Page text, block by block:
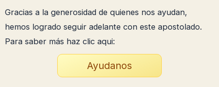
Gracias a la generosidad de quienes nos ayudan,
hemos logrado seguir adelante con este apostolado.
Para saber más haz clic aqui:
Ayudanos